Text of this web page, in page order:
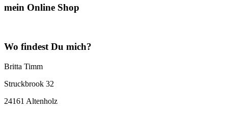
mein Online Shop
Wo findest Du mich?
Britta Timm
Struckbrook 32
24161 Altenholz